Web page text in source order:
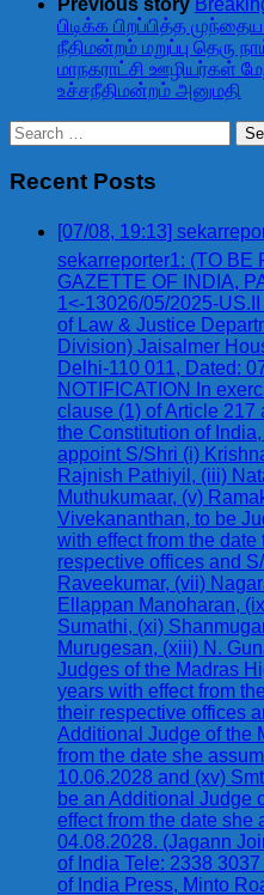
Previous story
பிடிக்க பிறப்பித்த
நீதிமன்றம் மறுப்பு தெரு
மாநகராட்சி ஊழியர்கள்
உச்சநீதிமன்றம் அனுமதி
Search
for:
Recent Posts
[07/08, 19:13]
sekarreporter1: (TO BE
GAZETTE OF INDIA,
1<-13026/05/2025-
of Law & Justice
Division) Jaisalmer
Delhi-110 011, Dated:
NOTIFICATION In
clause (1) of Article 217
the Constitution of
appoint S/Shri (i)
Rajnish Pathiyil, (iii)
Muthukumaar, (v)
Vivekananthan, to be
with effect from the
respective offices and
Raveekumar, (vii)
Ellappan Manoharan,
Sumathi, (xi)
Murugesan, (xiii) N.
Judges of the Madras
years with effect from
their respective offices
Additional Judge of the
from the date she
10.06.2028 and (xv)
be an Additional Judge
effect from the date she
04.08.2028. (Jagann
of India Tele: 2338
of India Press, Minto